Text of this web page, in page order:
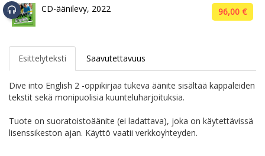
CD-äänilevy, 2022 96,00 €
Esittelyteksti Saavutettavuus
Dive into English 2 -oppikirjaa tukeva äänite sisältää kappaleiden
tekstit sekä monipuolisia kuunteluharjoituksia.
Tuote on suoratoistoäänite (ei ladattava), joka on käytettävissä
lisenssikeston ajan. Käyttö vaatii verkkoyhteyden.